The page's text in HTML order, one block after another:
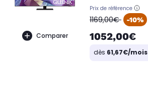
Comparer
Prix de référence
oldPrice
1169,00€ -10%
1052,00€
dès 61,67€/mois